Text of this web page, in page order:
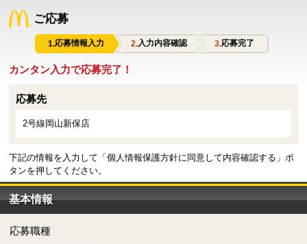
ご応募
応募情報入力 入力内容確認 応募完了
カンタン入力で応募完了！
応募先
2号線岡山新保店
下記の情報を入力して「個人情報保護方針に同意して内容確認する」ボ
タンを押してください。
基本情報
応募職種